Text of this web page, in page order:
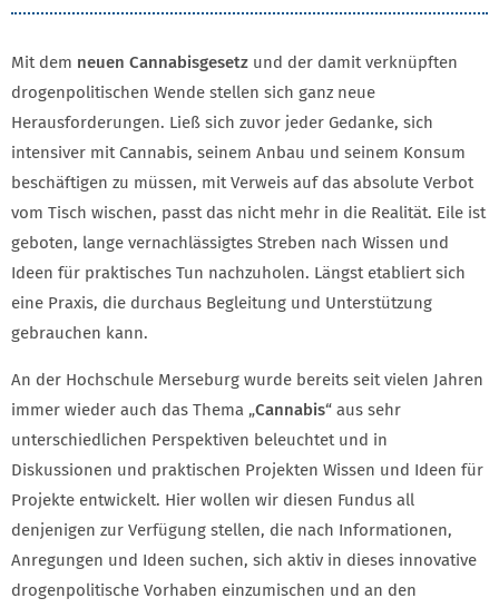
Mit dem neuen Cannabisgesetz und der damit verknüpften
drogenpolitischen Wende stellen sich ganz neue
Herausforderungen. Ließ sich zuvor jeder Gedanke, sich
intensiver mit Cannabis, seinem Anbau und seinem Konsum
beschäftigen zu müssen, mit Verweis auf das absolute Verbot
vom Tisch wischen, passt das nicht mehr in die Realität. Eile ist
geboten, lange vernachlässigtes Streben nach Wissen und
Ideen für praktisches Tun nachzuholen. Längst etabliert sich
eine Praxis, die durchaus Begleitung und Unterstützung
gebrauchen kann.
An der Hochschule Merseburg wurde bereits seit vielen Jahren
immer wieder auch das Thema „Cannabis“ aus sehr
unterschiedlichen Perspektiven beleuchtet und in
Diskussionen und praktischen Projekten Wissen und Ideen für
Projekte entwickelt. Hier wollen wir diesen Fundus all
denjenigen zur Verfügung stellen, die nach Informationen,
Anregungen und Ideen suchen, sich aktiv in dieses innovative
drogenpolitische Vorhaben einzumischen und an den